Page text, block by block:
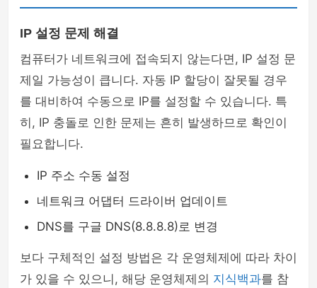
IP 설정 문제 해결
컴퓨터가 네트워크에 접속되지 않는다면, IP 설정 문
제일 가능성이 큽니다. 자동 IP 할당이 잘못될 경우
를 대비하여 수동으로 IP를 설정할 수 있습니다. 특
히, IP 충돌로 인한 문제는 흔히 발생하므로 확인이
필요합니다.
IP 주소 수동 설정
네트워크 어댑터 드라이버 업데이트
DNS를 구글 DNS(8.8.8.8)로 변경
보다 구체적인 설정 방법은 각 운영체제에 따라 차이
가 있을 수 있으니, 해당 운영체제의 지식백과를 참